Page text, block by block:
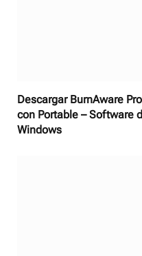
Descargar BurnAware
con Portable – Software
Windows